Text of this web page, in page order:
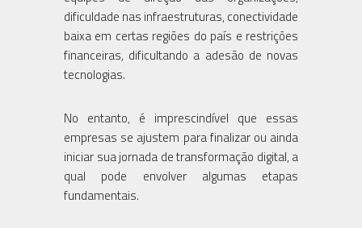
dificuldade nas infraestruturas, conectividade
baixa em certas regiões do país e restrições
financeiras, dificultando a adesão de novas
tecnologias.
No entanto, é imprescindível que essas
empresas se ajustem para finalizar ou ainda
iniciar sua jornada de transformação digital, a
qual pode envolver algumas etapas
fundamentais.